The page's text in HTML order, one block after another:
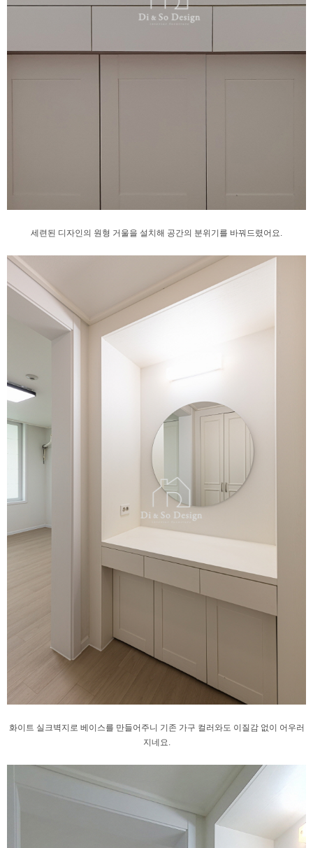
세련된 디자인의 원형 거울을 설치해 공간의 분위기를 바꿔드렸어요.
화이트 실크벽지로 베이스를 만들어주니 기존 가구 컬러와도 이질감 없이 어우러
지네요.